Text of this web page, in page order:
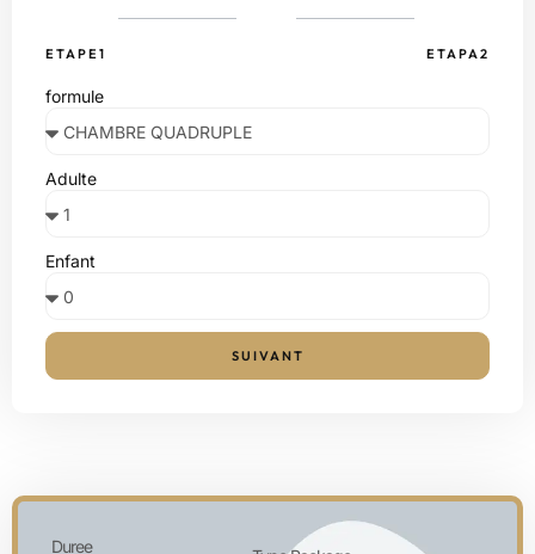
ETAPE1 ETAPA2
formule
Adulte
Enfant
SUIVANT
Duree